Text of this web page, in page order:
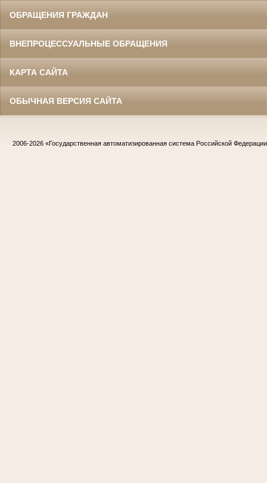
ОБРАЩЕНИЯ ГРАЖДАН
ВНЕПРОЦЕССУАЛЬНЫЕ ОБРАЩЕНИЯ
КАРТА САЙТА
ОБЫЧНАЯ ВЕРСИЯ САЙТА
2006-2026 «Государственная автоматизированная система Российской